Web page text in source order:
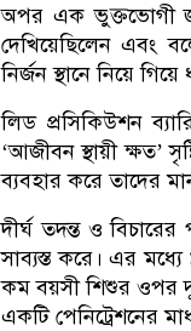
অপর এক ভুক্তভোগী
দেখিয়েছিলেন এবং
নির্জন স্থানে নিয়ে
লিড প্রসিকিউশন
‘আজীবন স্থায়ী ক্ষত’
ব্যবহার করে তাদের
দীর্ঘ তদন্ত ও
সাব্যস্ত করে। এর
কম বয়সী শিশুর ওপর
একটি পেনিট্রেশনের